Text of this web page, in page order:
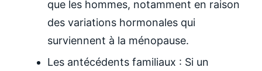
que les hommes, notamment en raison
des variations hormonales qui
surviennent à la ménopause.
Les antécédents familiaux : Si un